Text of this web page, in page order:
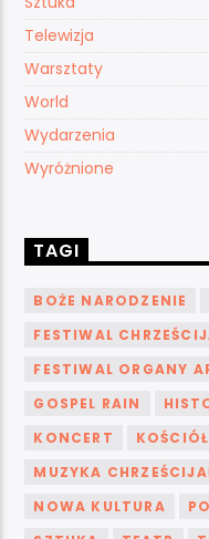
Telewizja
Warsztaty
World
Wydarzenia
Wyróżnione
TAGI
BOŻE NARODZENIE
FESTIWAL
FESTIWAL ORGANY
GOSPEL RAIN
KONCERT
KOŚCIÓŁ
MUZYKA
NOWA KULTURA